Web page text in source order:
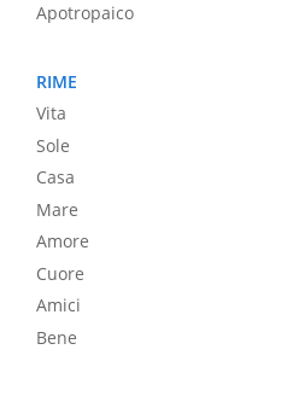
Apotropaico
RIME
Vita
Sole
Casa
Mare
Amore
Cuore
Amici
Bene